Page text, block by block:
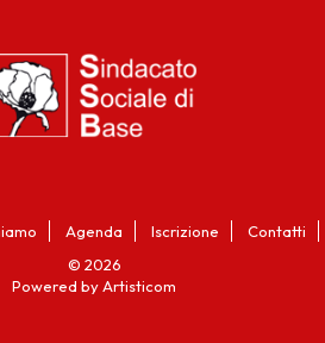
Agenda Iscrizione Contatti
© 2026
Powered by Artisticom